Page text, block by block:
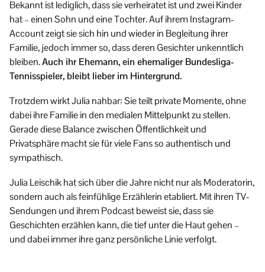
Bekannt ist lediglich, dass sie verheiratet ist und zwei Kinder
hat – einen Sohn und eine Tochter. Auf ihrem Instagram-
Account zeigt sie sich hin und wieder in Begleitung ihrer
Familie, jedoch immer so, dass deren Gesichter unkenntlich
bleiben.Auch ihr Ehemann, ein ehemaliger Bundesliga-
Tennisspieler, bleibt lieber im Hintergrund.
Trotzdem wirkt Julia nahbar: Sie teilt private Momente, ohne
dabei ihre Familie in den medialen Mittelpunkt zu stellen.
Gerade diese Balance zwischen Öffentlichkeit und
Privatsphäre macht sie für viele Fans so authentisch und
sympathisch.
Julia Leischik hat sich über die Jahre nicht nur als Moderatorin,
sondern auch als feinfühlige Erzählerin etabliert. Mit ihren TV-
Sendungen und ihrem Podcast beweist sie, dass sie
Geschichten erzählen kann, die tief unter die Haut gehen –
und dabei immer ihre ganz persönliche Linie verfolgt.